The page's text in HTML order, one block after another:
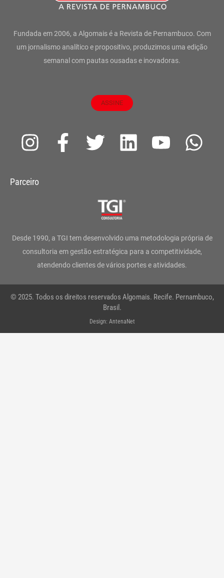
Fundada em 2006, a Algomais é a Revista de Pernambuco. Com
um jornalismo analítico e propositivo, produzimos uma edição
semanal com pautas ousadas e inovadoras.
ASSINE
I
s
g
r
a
m
F
a
o
o
k
-
T
t
e
r
L
d
i
n
Y
b
e
W
a
p
Parceiro
Desde 1990, a TGI tem desenvolvido uma metodologia própria de
consultoria em gestão estratégica para a competitividade,
atendendo clientes de vários portes e atividades.
© 2025. Todos os direitos reservados Algomais. Recife. Pernambuco,
Brasil.
Design: AntenaNet